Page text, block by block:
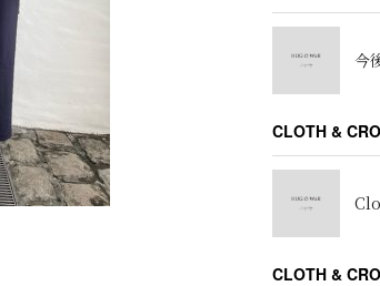
今
CLOTH &
CLOTH &